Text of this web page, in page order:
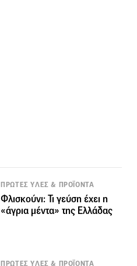
ΠΡΩΤΕΣ ΥΛΕΣ & ΠΡΟΪΟΝΤΑ
Φλισκούνι: Τι γεύση έχει η
«άγρια μέντα» της Ελλάδας
ΠΡΩΤΕΣ ΥΛΕΣ & ΠΡΟΪΟΝΤΑ